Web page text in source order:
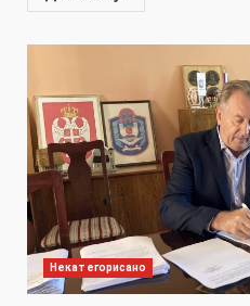
Некатегорисано